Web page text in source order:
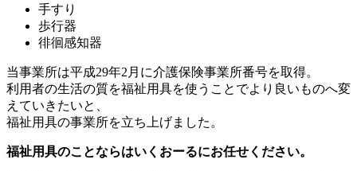
手すり
歩行器
徘徊感知器
当事業所は平成29年2月に介護保険事業所番号を取得。
利用者の生活の質を福祉用具を使うことでより良いものへ変
えていきたいと、
福祉用具の事業所を立ち上げました。
福祉用具のことならはいくおーるにお任せください。